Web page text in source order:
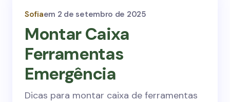
Sofiaem 2 de setembro de 2025
Montar Caixa
Ferramentas
Emergência
Dicas para montar caixa de ferramentas